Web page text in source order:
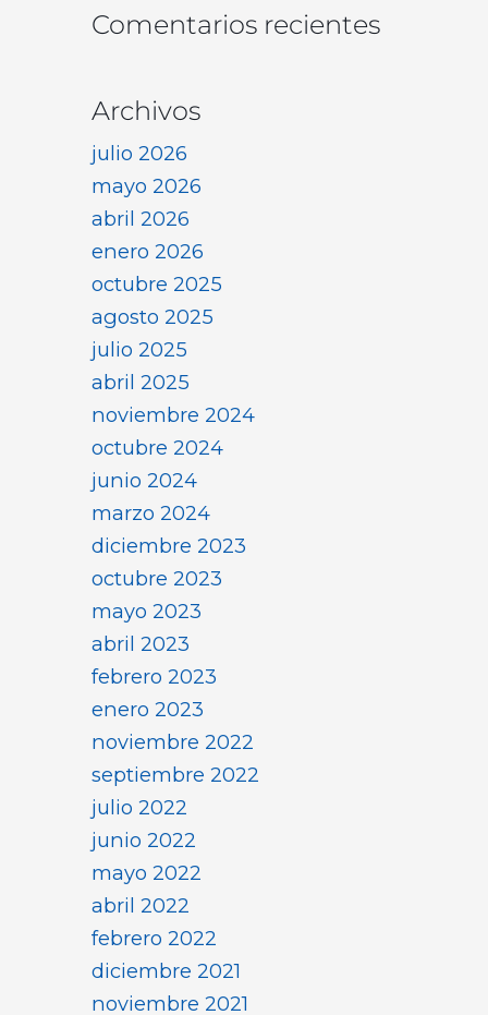
Comentarios recientes
Archivos
julio 2026
mayo 2026
abril 2026
enero 2026
octubre 2025
agosto 2025
julio 2025
abril 2025
noviembre 2024
octubre 2024
junio 2024
marzo 2024
diciembre 2023
octubre 2023
mayo 2023
abril 2023
febrero 2023
enero 2023
noviembre 2022
septiembre 2022
julio 2022
junio 2022
mayo 2022
abril 2022
febrero 2022
diciembre 2021
noviembre 2021